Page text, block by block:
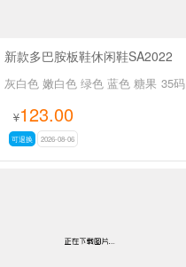
新款多巴胺板鞋休闲鞋SA2022
灰白色 嫩白色 绿色 蓝色 糖果 35码-39码
¥123.00
可退换 2026-08-06